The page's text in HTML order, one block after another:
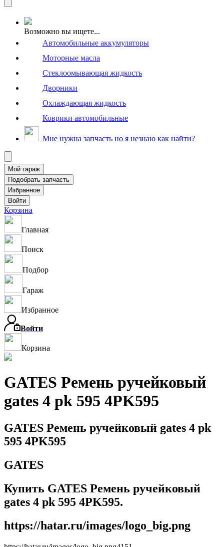
Возможно вы ищете...
Автомобильные аккумуляторы
Моторные масла
Стеклоомывающая жидкость
Дворники
Охлаждающая жидкость
Коврики автомобильные
Мне нужна запчасть но я незнаю как найти?
Корзина
Главная
Поиск
Подбор
Гараж
Избранное
Войти
Корзина
GATES Ремень ручейковый
gates 4 pk 595 4PK595
GATES Ремень ручейковый gates 4 pk
595 4PK595
GATES
Купить GATES Ремень ручейковый
gates 4 pk 595 4PK595.
https://hatar.ru/images/logo_big.png